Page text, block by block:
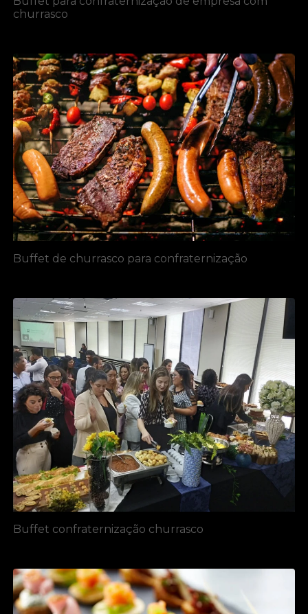
churrasco
Buffet de churrasco para confraternização
Buffet confraternização churrasco